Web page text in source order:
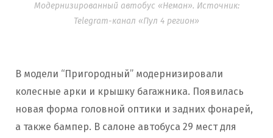
Модернизированный автобус «Неман». Источник:
Telegram-канал «Пул 4 регион»
В модели “Пригородный” модернизировали
колесные арки и крышку багажника. Появилась
новая форма головной оптики и задних фонарей,
а также бампер. В салоне автобуса 29 мест для